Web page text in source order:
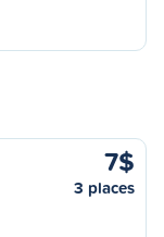
7$
3 places